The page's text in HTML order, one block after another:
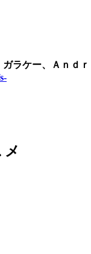
ラケー、Ａｎｄｒ